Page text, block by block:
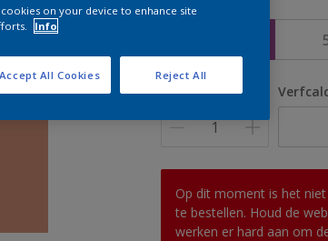
Grootte
Aantal
Op dit moment is het
te bestellen. Houd de
werken er hard aan om
on your device to enhance site
Info
Reject All
Accept All Cookies